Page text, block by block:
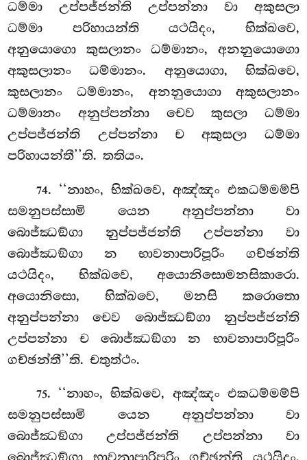
ධම්මා උප්පජ්ජන්ති උප්පන්නා වා අකුසලා
ධම්මා පරිහායන්ති යථයිදං, භික්ඛවෙ,
අනුයොගො කුසලානං ධම්මානං, අනනුයොගො
අකුසලානං ධම්මානං. අනුයොගා, භික්ඛවෙ,
කුසලානං ධම්මානං, අනනුයොගා අකුසලානං
ධම්මානං අනුප්පන්නා චෙව කුසලා ධම්මා
උප්පජ්ජන්ති උප්පන්නා ච අකුසලා ධම්මා
පරිහායන්තී’’ති. තතියං.
74. ‘‘නාහං, භික්ඛවෙ, අඤ්ඤං එකධම්මම්පි
සමනුපස්සාමි යෙන අනුප්පන්නා වා
බොජ්ඣඞ්ගා නුප්පජ්ජන්ති උප්පන්නා වා
බොජ්ඣඞ්ගා න භාවනාපාරිපූරිං ගච්ඡන්ති
යථයිදං, භික්ඛවෙ, අයොනිසොමනසිකාරො.
අයොනිසො, භික්ඛවෙ, මනසි කරොතො
අනුප්පන්නා චෙව බොජ්ඣඞ්ගා නුප්පජ්ජන්ති
උප්පන්නා ච බොජ්ඣඞ්ගා න භාවනාපාරිපූරිං
ගච්ඡන්තී’’ති. චතුත්ථං.
75. ‘‘නාහං, භික්ඛවෙ, අඤ්ඤං එකධම්මම්පි
සමනුපස්සාමි යෙන අනුප්පන්නා වා
බොජ්ඣඞ්ගා උප්පජ්ජන්ති උප්පන්නා වා